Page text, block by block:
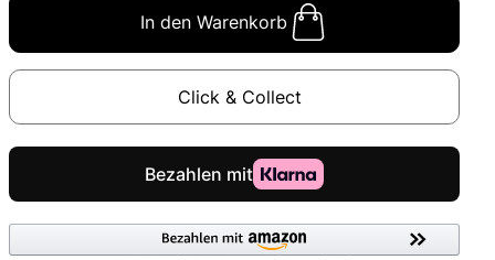
In den Warenkorb
Click & Collect